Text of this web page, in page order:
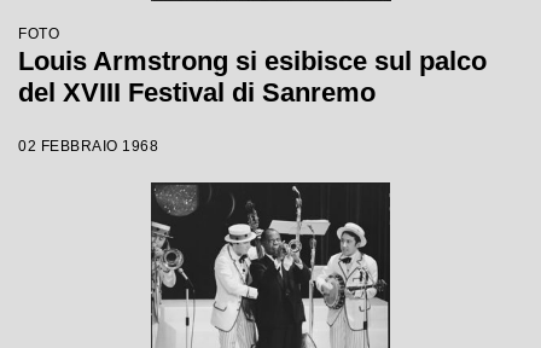
FOTO
Louis Armstrong si esibisce sul palco
del XVIII Festival di Sanremo
02 FEBBRAIO 1968